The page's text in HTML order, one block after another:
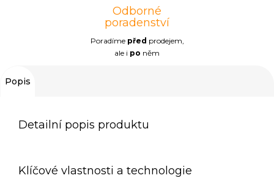
Odborné
poradenství
Poradíme před prodejem,
ale i po něm
Popis
Detailní popis produktu
Klíčové vlastnosti a technologie